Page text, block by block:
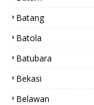
Batang
Batola
Batubara
Bekasi
Belawan